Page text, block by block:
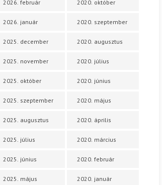
2026. február
2026. január
2025. december
2025. november
2025. október
2025. szeptember
2025. augusztus
2025. július
2025. június
2025. május
2020. október
2020. szeptember
2020. augusztus
2020. július
2020. június
2020. május
2020. április
2020. március
2020. február
2020. január